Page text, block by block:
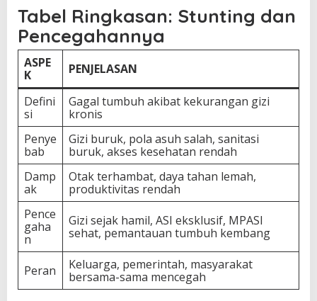
Tabel Ringkasan: Stunting dan
Pencegahannya
ASPE
K
PENJELASAN
Defini
si
Gagal tumbuh akibat kekurangan gizi
kronis
Penye
bab
Gizi buruk, pola asuh salah, sanitasi
buruk, akses kesehatan rendah
Damp
ak
Otak terhambat, daya tahan lemah,
produktivitas rendah
Pence
gaha
n
Gizi sejak hamil, ASI eksklusif, MPASI
sehat, pemantauan tumbuh kembang
Peran
Keluarga, pemerintah, masyarakat
bersama-sama mencegah